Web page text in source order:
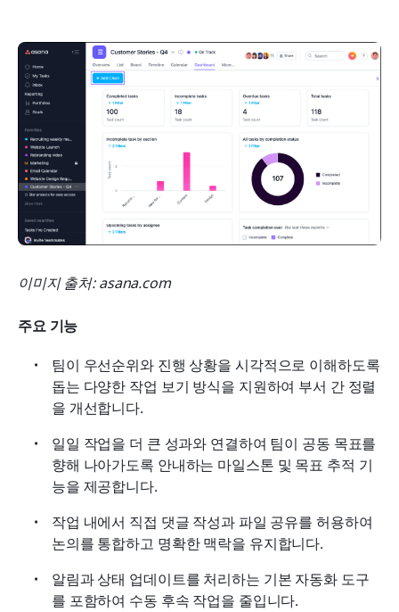
이미지 출처: asana.com
주요 기능
팀이 우선순위와 진행 상황을 시각적으로 이해하도록
돕는 다양한 작업 보기 방식을 지원하여 부서 간 정렬
을 개선합니다.
일일 작업을 더 큰 성과와 연결하여 팀이 공동 목표를
향해 나아가도록 안내하는 마일스톤 및 목표 추적 기
능을 제공합니다.
작업 내에서 직접 댓글 작성과 파일 공유를 허용하여
논의를 통합하고 명확한 맥락을 유지합니다.
알림과 상태 업데이트를 처리하는 기본 자동화 도구
를 포함하여 수동 후속 작업을 줄입니다.